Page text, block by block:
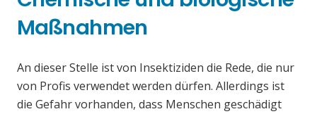
Maßnahmen
An dieser Stelle ist von Insektiziden die Rede, die nur
von Profis verwendet werden dürfen. Allerdings ist
die Gefahr vorhanden, dass Menschen geschädigt